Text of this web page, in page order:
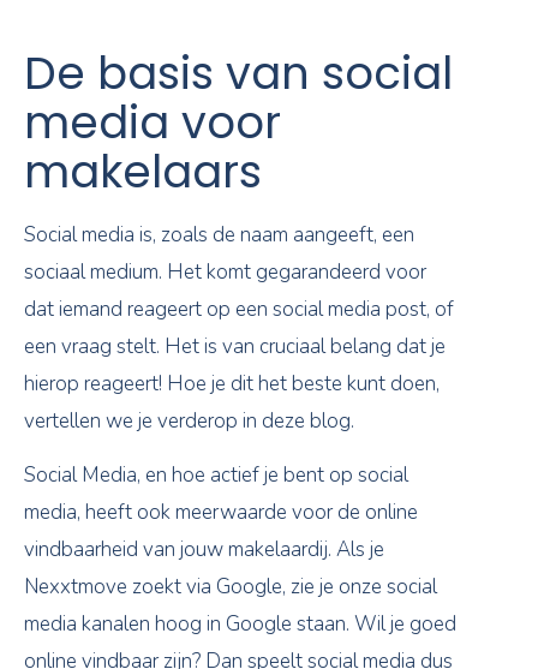
De basis van social
media voor
makelaars
Social media is, zoals de naam aangeeft, een
sociaal medium. Het komt gegarandeerd voor
dat iemand reageert op een social media post, of
een vraag stelt. Het is van cruciaal belang dat je
hierop reageert! Hoe je dit het beste kunt doen,
vertellen we je verderop in deze blog.
Social Media, en hoe actief je bent op social
media, heeft ook meerwaarde voor de online
vindbaarheid van jouw makelaardij. Als je
Nexxtmove zoekt via Google, zie je onze social
media kanalen hoog in Google staan. Wil je goed
online vindbaar zijn? Dan speelt social media dus